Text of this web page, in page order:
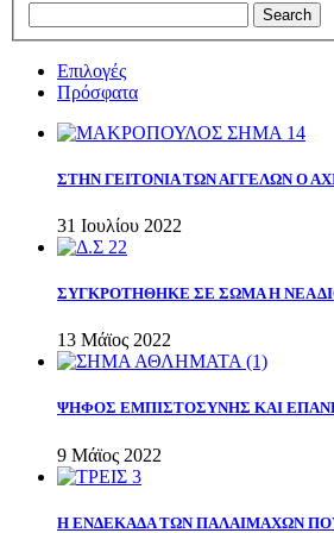
Επιλογές
Πρόσφατα
ΣΤΗΝ ΓΕΙΤΟΝΙΑ ΤΩΝ ΑΓΓΕΛΩΝ Ο
31 Ιουλίου 2022
ΣΥΓΚΡΟΤΗΘΗΚΕ ΣΕ ΣΩΜΑ Η ΝΕΑ
13 Μάϊος 2022
ΨΗΦΟΣ ΕΜΠΙΣΤΟΣΥΝΗΣ ΚΑΙ
9 Μάϊος 2022
Η ΕΝΔΕΚΑΔΑ ΤΩΝ ΠΑΛΑΙΜΑΧΩΝ